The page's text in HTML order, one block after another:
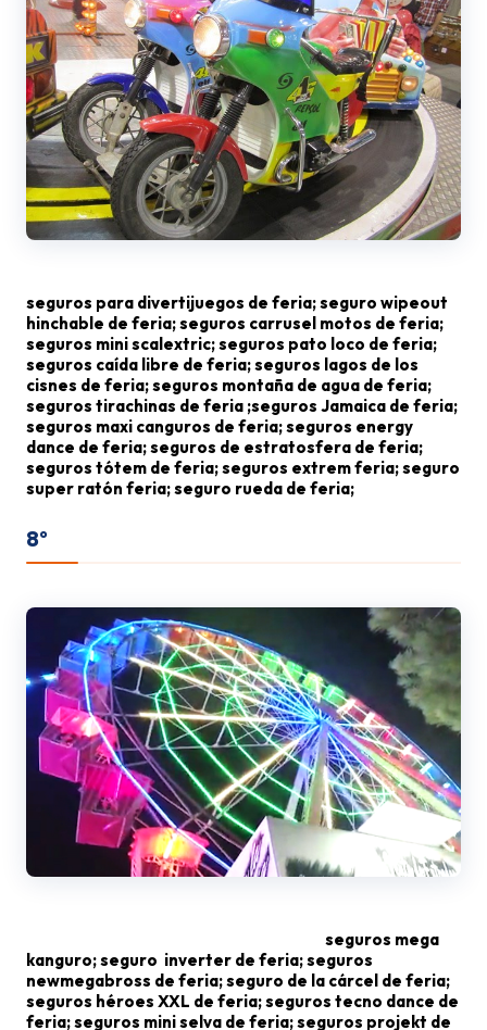
seguros para divertijuegos de feria; seguro wipeout
hinchable de feria; seguros carrusel motos de feria;
seguros mini scalextric; seguros pato loco de feria;
seguros caída libre de feria; seguros lagos de los
cisnes de feria; seguros montaña de agua de feria;
seguros tirachinas de feria ;seguros Jamaica de feria;
seguros maxi canguros de feria; seguros energy
dance de feria; seguros de estratosfera de feria;
seguros tótem de feria; seguros extrem feria; seguro
super ratón feria; seguro rueda de feria;
8º
seguros mega
kanguro; seguro inverter de feria; seguros
newmegabross de feria; seguro de la cárcel de feria;
seguros héroes XXL de feria; seguros tecno dance de
feria; seguros mini selva de feria; seguros projekt de